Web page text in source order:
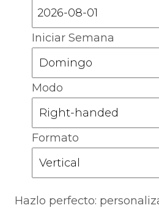
Iniciar Semana
Modo
Formato
Hazlo perfecto: